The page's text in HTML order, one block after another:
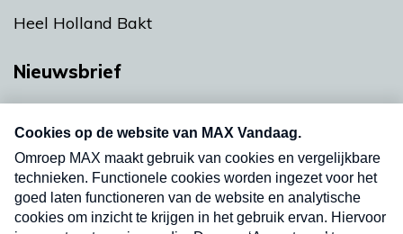
Heel Holland Bakt
Nieuwsbrief
nieuwsbrief. Elke vrijdag- en dinsdagochtend in
uw mailbox.
Verzend